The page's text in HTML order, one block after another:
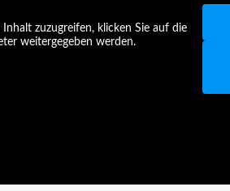
zuzugreifen, klicken Sie auf die
weitergegeben werden.